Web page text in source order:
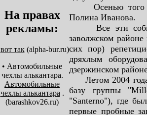
На правах
рекламы:
вот так(alpha-bur.ru)
• Автомобильные
чехлы алькантара.
Автомобильные
чехлы алькантара .
(barashkov26.ru)
Осенью того же
Полина Иванова.
Все эти
заволжском районе
сих пор)
дряхлым
дзержинском
Летом 2004 года
базу группы
"Santerno"), где
первые пробные